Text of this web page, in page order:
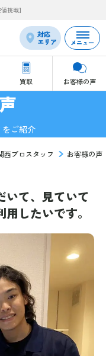
挑戦】
対応
エリア
買取 お客様の声
メニュー
ご紹介
西プロスタッフ お客様の声
いて、見ていて
したいです。